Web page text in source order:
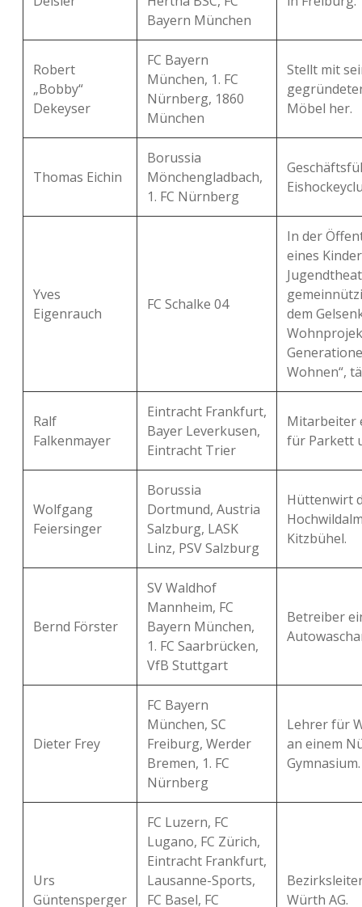
Bayern München
Robert
„Bobby“
Dekeyser
FC Bayern
München, 1. FC
Nürnberg, 1860
München
Stellt mit
Möbel her.
Thomas Eichin
Borussia
Mönchengladbach,
1. FC Nürnberg
Yves
Eigenrauch
FC Schalke 04
In der
eines
dem
Wohnen“,
Ralf
Falkenmayer
Eintracht Frankfurt,
Bayer Leverkusen,
Eintracht Trier
Mitarbeiter
für Parkett
Wolfgang
Feiersinger
Borussia
Dortmund, Austria
Salzburg, LASK
Linz, PSV Salzburg
Hüttenwirt
Kitzbühel.
Bernd Förster
SV Waldhof
Mannheim, FC
Bayern München,
1. FC Saarbrücken,
VfB Stuttgart
Betreiber
Dieter Frey
FC Bayern
München, SC
Freiburg, Werder
Bremen, 1. FC
Nürnberg
Lehrer für
an einem
Gymnasium.
Urs
Güntensperger
FC Luzern, FC
Lugano, FC Zürich,
Eintracht Frankfurt,
Lausanne-Sports,
FC Basel, FC
Würth AG.